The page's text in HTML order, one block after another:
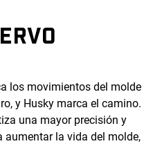
los movimientos del molde
y Husky marca el camino.
una mayor precisión y
la vida del molde,